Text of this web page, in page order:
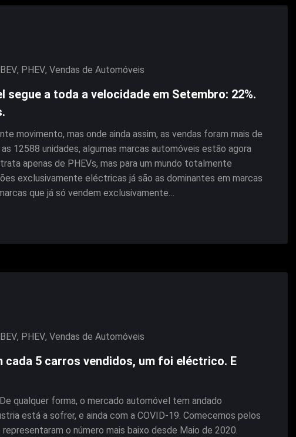
BEV, PHEV, Vendas de Automóveis
a toda a velocidade em Setembro: 22%.
movimento, mas onde ainda assim, as vendas foram mais de
12588 unidades, algumas marcas automóveis estão agora
apenas de PHEVs, mas para um mundo totalmente
exclusivamente eléctricas já são as dominantes em marcas
que já só vendem exclusivamente…
BEV, PHEV, Vendas de Automóveis
cada 5 carros vendidos, um foi eléctrico. E
qualquer forma, o mercado automóvel tem andado
está a sofrer, e ainda com a COVID-19. Comecemos pelos
o número mais baixo desde Maio de 2020.